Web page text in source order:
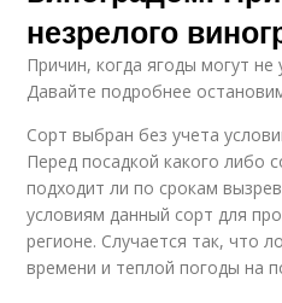
незрелого
Причин, когда ягоды могут не
Давайте подробнее
Сорт выбран без учета
Перед посадкой какого либо
подходит ли по срокам
условиям данный сорт для
регионе. Случается так, что
времени и теплой погоды на